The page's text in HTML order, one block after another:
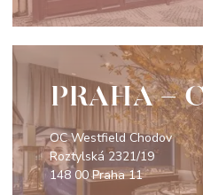
PRAHA -
OC Westfield Chodov
Roztylská 2321/19
148 00 Praha 11